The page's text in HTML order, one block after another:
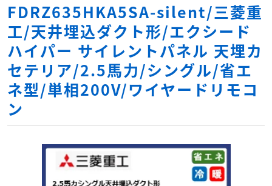
FDRZ635HKA5SA-silent/三菱重
工/天井埋込ダクト形/エクシード
ハイパー サイレントパネル 天埋カ
セテリア/2.5馬力/シングル/省エ
ネ型/単相200V/ワイヤードリモコ
ン